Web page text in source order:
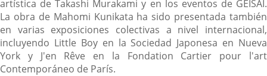
artística de Takashi Murakami y en los eventos de GEISAI.
La obra de Mahomi Kunikata ha sido presentada también
en varias exposiciones colectivas a nivel internacional,
incluyendo Little Boy en la Sociedad Japonesa en Nueva
York y J'en Rêve en la Fondation Cartier pour l'art
Contemporáneo de París.